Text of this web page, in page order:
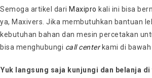
Semoga artikel dari Maxipro kali ini bisa
ya, Maxivers. Jika membutuhkan bantuan
kebutuhan bahan dan mesin percetakan
bisa menghubungi call center kami di bawah
Yuk langsung saja kunjungi dan belanja di